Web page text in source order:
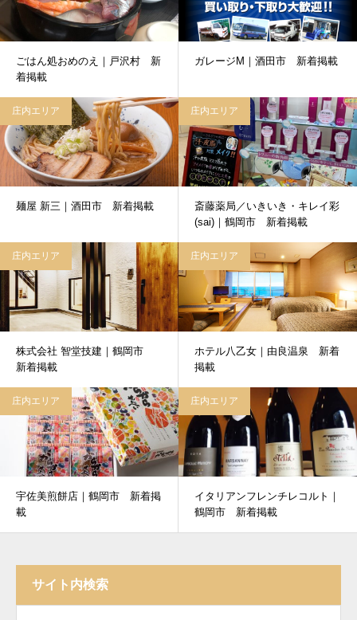
ごはん処おめのえ｜戸沢村 新
着掲載
ガレージM｜酒田市 新着掲載
庄内エリア
麺屋 新三｜酒田市 新着掲載
庄内エリア
斎藤薬局／いきいき・キレイ彩
(sai)｜鶴岡市 新着掲載
庄内エリア
株式会社 智堂技建｜鶴岡市
新着掲載
庄内エリア
ホテル八乙女｜由良温泉 新着
掲載
庄内エリア
宇佐美煎餅店｜鶴岡市 新着掲
載
庄内エリア
イタリアンフレンチレコルト｜
鶴岡市 新着掲載
サイト内検索